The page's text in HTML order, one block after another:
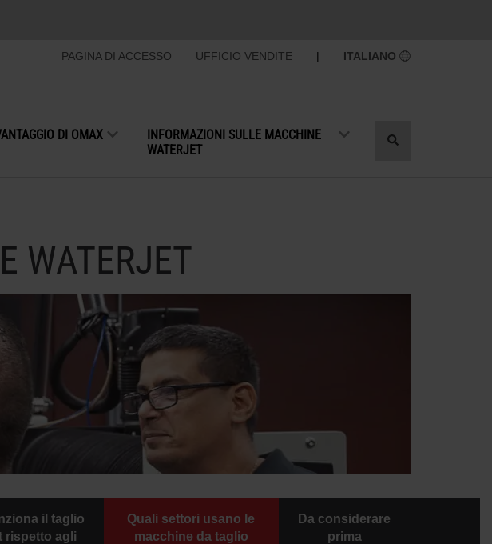
PAGINA DI ACCESSO UFFICIO VENDITE | ITALIANO
DI OMAX
INFORMAZIONI SULLE MACCHINE
WATERJET
Attiva/Disattiva
WATERJET
il taglio
rispetto agli
Quali settori usano le
macchine da taglio
Da considerare
prima